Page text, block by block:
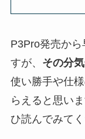
P3Pro発売か
すが、 その分
使い勝手や仕
らえると思い
ひ読んでみてく